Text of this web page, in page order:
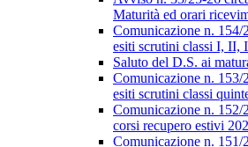
Maturità ed orari
Comunicazione n.
esiti scrutini classi I, II,
Saluto del D.S. ai
Comunicazione n.
esiti scrutini classi
Comunicazione n.
corsi recupero estivi
Comunicazione n. 151/